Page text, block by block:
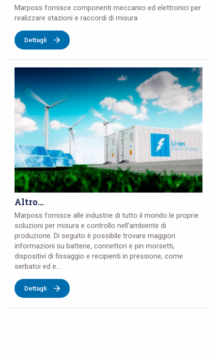
Marposs fornisce componenti meccanici ed elettronici per
realizzare stazioni e raccordi di misura
Dettagli
Altro...
Marposs fornisce alle industrie di tutto il mondo le proprie
soluzioni per misura e controllo nell'ambiente di
produzione. Di seguito è possibile trovare maggiori
informazioni su batterie, connettori e pin morsetti,
dispositivi di fissaggio e recipienti in pressione, come
serbatoi ed e...
Dettagli